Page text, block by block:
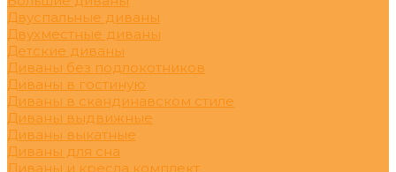
Двуспальные диваны
Двухместные диваны
Детские диваны
Диваны без подлокотников
Диваны в гостиную
Диваны в скандинавском стиле
Диваны выдвижные
Диваны выкатные
Диваны для сна
Диваны и кресла комплект